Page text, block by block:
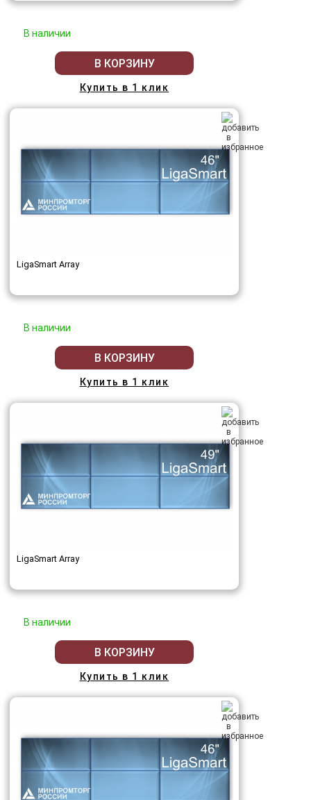
В наличии
В КОРЗИНУ
Купить в 1 клик
LigaSmart Array
В наличии
В КОРЗИНУ
Купить в 1 клик
LigaSmart Array
В наличии
В КОРЗИНУ
Купить в 1 клик